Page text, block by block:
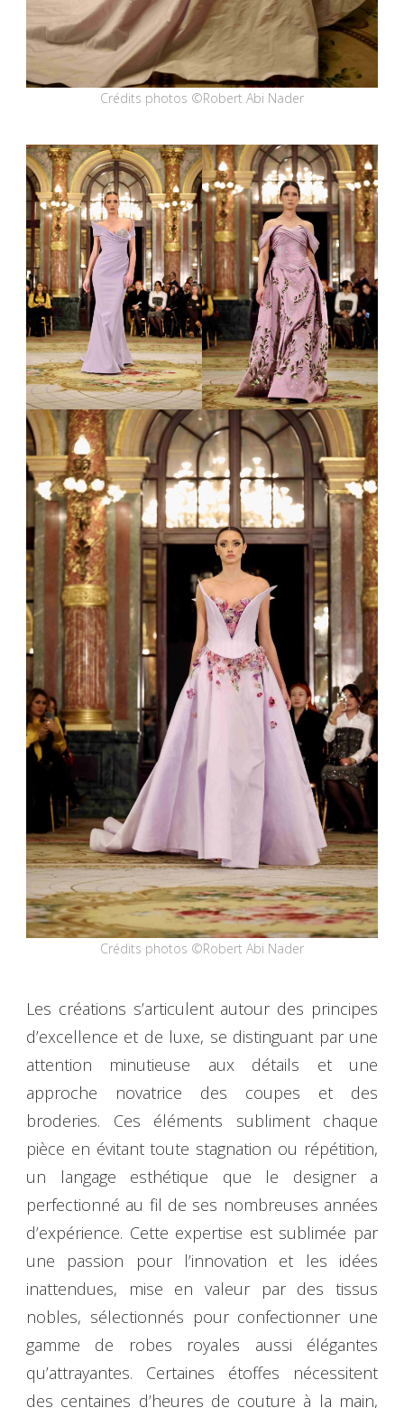
Crédits photos ©Robert Abi Nader
Crédits photos ©Robert Abi Nader
Les créations s’articulent autour des principes
d’excellence et de luxe, se distinguant par une
attention minutieuse aux détails et une
approche novatrice des coupes et des
broderies. Ces éléments subliment chaque
pièce en évitant toute stagnation ou répétition,
un langage esthétique que le designer a
perfectionné au fil de ses nombreuses années
d’expérience. Cette expertise est sublimée par
une passion pour l’innovation et les idées
inattendues, mise en valeur par des tissus
nobles, sélectionnés pour confectionner une
gamme de robes royales aussi élégantes
qu’attrayantes. Certaines étoffes nécessitent
des centaines d’heures de couture à la main,